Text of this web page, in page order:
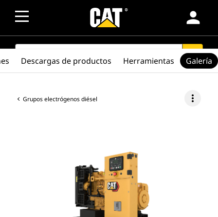
person
SEARCH search
Grupos electrógenos diésel more_vert
Descargas de productos Herramientas Galería